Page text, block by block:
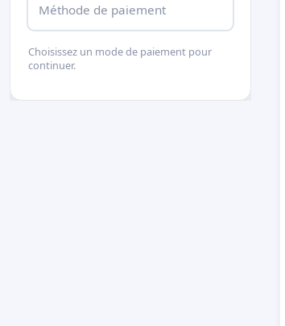
Méthode de paiement
Choisissez un mode de paiement pour
continuer.